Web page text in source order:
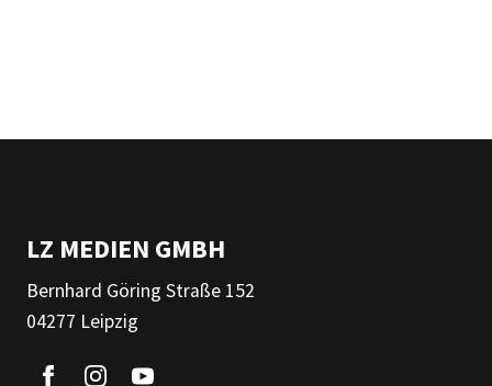
LZ MEDIEN GMBH
Bernhard Göring Straße 152
04277 Leipzig